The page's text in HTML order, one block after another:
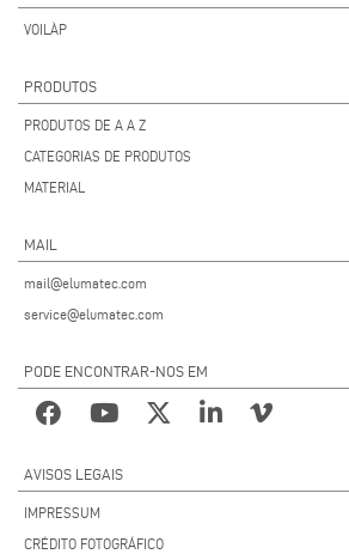
VOILÀP
PRODUTOS
PRODUTOS DE A A Z
CATEGORIAS DE PRODUTOS
MATERIAL
MAIL
mail@elumatec.com
service@elumatec.com
PODE ENCONTRAR-NOS EM
AVISOS LEGAIS
IMPRESSUM
CRÉDITO FOTOGRÁFICO